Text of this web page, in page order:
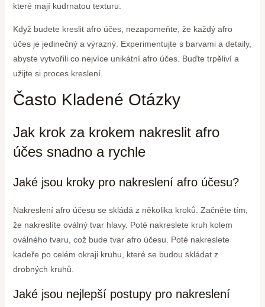
které mají kudrnatou texturu.
Když budete kreslit afro účes, nezapomeňte, že každý afro
účes je jedinečný a výrazný. Experimentujte s barvami a detaily,
abyste vytvořili co nejvíce unikátní afro účes. Buďte trpěliví a
užijte si proces kreslení.
Často Kladené Otázky
Jak krok za krokem nakreslit afro
účes snadno a rychle
Jaké jsou kroky pro nakreslení afro účesu?
Nakreslení afro účesu se skládá z několika kroků. Začněte tím,
že nakreslíte oválný tvar hlavy. Poté nakreslete kruh kolem
oválného tvaru, což bude tvar afro účesu. Poté nakreslete
kadeře po celém okraji kruhu, které se budou skládat z
drobných kruhů.
Jaké jsou nejlepší postupy pro nakreslení